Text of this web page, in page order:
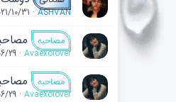
ASHVAN
10/31
مصاحبه
Avaexolover
29
مصاحبه
Avaexolover
29